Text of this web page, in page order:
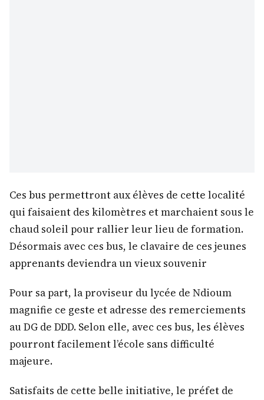
Ces bus permettront aux élèves de cette localité
qui faisaient des kilomètres et marchaient sous le
chaud soleil pour rallier leur lieu de formation.
Désormais avec ces bus, le clavaire de ces jeunes
apprenants deviendra un vieux souvenir
Pour sa part, la proviseur du lycée de Ndioum
magnifie ce geste et adresse des remerciements
au DG de DDD. Selon elle, avec ces bus, les élèves
pourront facilement l’école sans difficulté
majeure.
Satisfaits de cette belle initiative, le préfet de